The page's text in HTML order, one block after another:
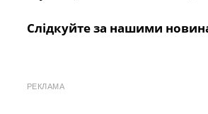
Слідкуйте за нашими
РЕКЛАМА